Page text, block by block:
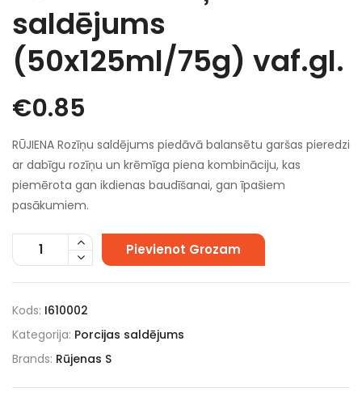
saldējums
(50x125ml/75g) vaf.gl.
€0.85
RŪJIENA Rozīņu saldējums piedāvā balansētu garšas pieredzi
ar dabīgu rozīņu un krēmīga piena kombināciju, kas
piemērota gan ikdienas baudīšanai, gan īpašiem
pasākumiem.
Pievienot Grozam
Kods: I610002
Kategorija: Porcijas saldējums
Brands: Rūjenas S